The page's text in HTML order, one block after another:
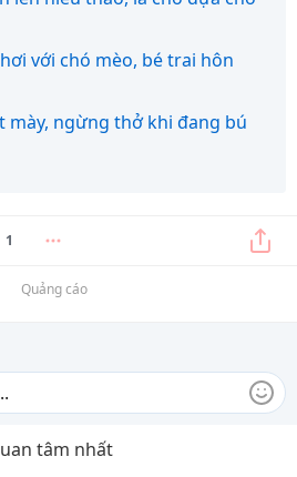
với chó mèo, bé trai hôn
mày, ngừng thở khi đang bú
1
Quảng cáo
tâm nhất